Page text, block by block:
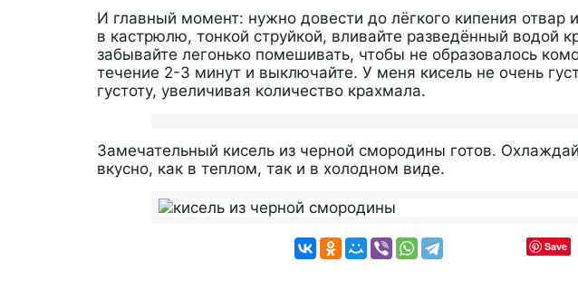
И главный момент: нужно довести до лёгкого кипения
в кастрюлю, тонкой струйкой, вливайте разведённый водой
забывайте легонько помешивать, чтобы не образовалось
течение 2-3 минут и выключайте. У меня кисель не очень
густоту, увеличивая количество крахмала.
Замечательный кисель из черной смородины готов.
вкусно, как в теплом, так и в холодном виде.
Save